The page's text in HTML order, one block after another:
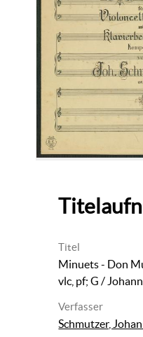
Titel
Minuets - Don
vlc, pf; G /
Verfasser
Schmutzer,